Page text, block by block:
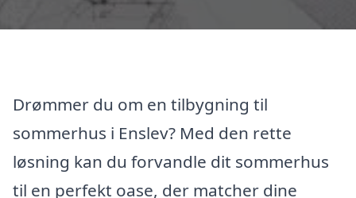
Drømmer du om en tilbygning til
sommerhus i Enslev? Med den rette
løsning kan du forvandle dit sommerhus
til en perfekt oase, der matcher dine